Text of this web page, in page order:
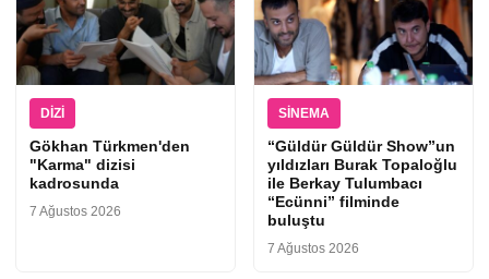
DIZI
Gökhan Türkmen'den
"Karma" dizisi
kadrosunda
7 Ağustos 2026
SINEMA
“Güldür Güldür Show”un
yıldızları Burak Topaloğlu
ile Berkay Tulumbacı
“Ecünni” filminde
buluştu
7 Ağustos 2026